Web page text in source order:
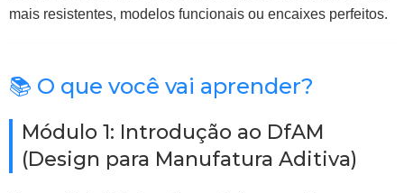
mais resistentes, modelos funcionais ou encaixes perfeitos.
📚 O que você vai aprender?
Módulo 1: Introdução ao DfAM
(Design para Manufatura Aditiva)